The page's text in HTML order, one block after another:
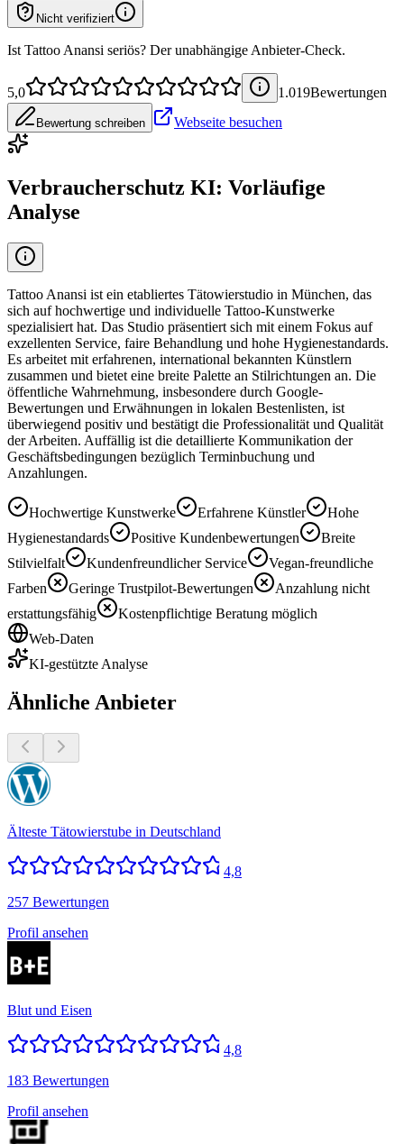
Nicht verifiziert
Ist Tattoo Anansi seriös? Der unabhängige Anbieter-Check.
5,0 1.019Bewertungen
Bewertung schreiben Webseite besuchen
Verbraucherschutz KI: Vorläufige
Analyse
Tattoo Anansi ist ein etabliertes Tätowierstudio in München, das
sich auf hochwertige und individuelle Tattoo-Kunstwerke
spezialisiert hat. Das Studio präsentiert sich mit einem Fokus auf
exzellenten Service, faire Behandlung und hohe Hygienestandards.
Es arbeitet mit erfahrenen, international bekannten Künstlern
zusammen und bietet eine breite Palette an Stilrichtungen an. Die
öffentliche Wahrnehmung, insbesondere durch Google-
Bewertungen und Erwähnungen in lokalen Bestenlisten, ist
überwiegend positiv und bestätigt die Professionalität und Qualität
der Arbeiten. Auffällig ist die detaillierte Kommunikation der
Geschäftsbedingungen bezüglich Terminbuchung und
Anzahlungen.
Hochwertige Kunstwerke Erfahrene Künstler
Hohe
Hygienestandards
Positive Kundenbewertungen
Breite
Stilvielfalt
Kundenfreundlicher Service
Vegan-freundliche
Farben
Geringe Trustpilot-Bewertungen
Anzahlung nicht
erstattungsfähig
Kostenpflichtige Beratung möglich
Web-Daten
KI-gestützte Analyse
Ähnliche Anbieter
Älteste Tätowierstube in Deutschland
4,8
257 Bewertungen
Profil ansehen
Blut und Eisen
4,8
183 Bewertungen
Profil ansehen